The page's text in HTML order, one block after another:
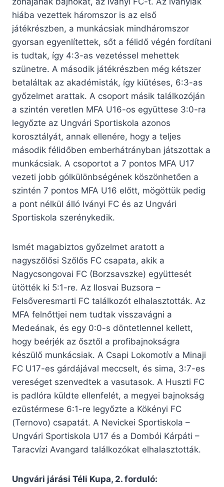
hiába vezettek háromszor is az első
játékrészben, a munkácsiak mindháromszor
gyorsan egyenlítettek, sőt a félidő végén fordítani
is tudtak, így 4:3-as vezetéssel mehettek
szünetre. A második játékrészben még kétszer
betaláltak az akadémisták, így kiütéses, 6:3-as
győzelmet arattak. A csoport másik találkozóján
a szintén veretlen MFA U16-os együttese 3:0-ra
legyőzte az Ungvári Sportiskola azonos
korosztályát, annak ellenére, hogy a teljes
második félidőben emberhátrányban játszottak a
munkácsiak. A csoportot a 7 pontos MFA U17
vezeti jobb gólkülönbségének köszönhetően a
szintén 7 pontos MFA U16 előtt, mögöttük pedig
a pont nélkül álló Iványi FC és az Ungvári
Sportiskola szerénykedik.
Ismét magabiztos győzelmet aratott a
nagyszőlősi Szőlős FC csapata, akik a
Nagycsongovai FC (Borzsavszke) együttesét
ütötték ki 5:1-re. Az Ilosvai Buzsora –
Felsőveresmarti FC találkozót elhalasztották. Az
MFA felnőttjei nem tudtak visszavágni a
Medeának, és egy 0:0-s döntetlennel kellett,
hogy beérjék az ősztől a profibajnokságra
készülő munkácsiak. A Csapi Lokomotív a Minaji
FC U17-es gárdájával meccselt, és sima, 3:7-es
vereséget szenvedtek a vasutasok. A Huszti FC
is padlóra küldte ellenfelét, a megyei bajnokság
ezüstérmese 6:1-re legyőzte a Kökényi FC
(Ternovo) csapatát. A Nevickei Sportiskola –
Ungvári Sportiskola U17 és a Dombói Kárpáti –
Taracvízi Avangard találkozókat elhalasztották.
Ungvári járási Téli Kupa, 2. forduló: